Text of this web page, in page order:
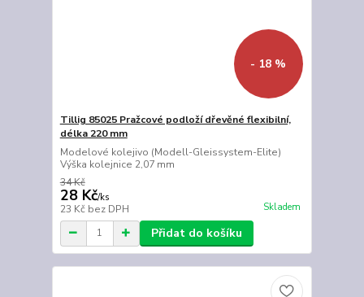
- 18 %
Tillig 85025 Pražcové podloží dřevěné flexibilní,
délka 220 mm
Modelové kolejivo (Modell-Gleissystem-Elite)
Výška kolejnice 2,07 mm
34 Kč
28 Kč/ks
23 Kč bez DPH Skladem
Přidat do košíku